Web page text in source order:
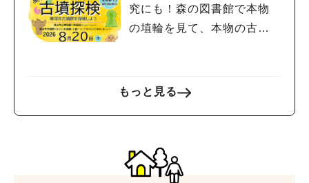
究にも！森の図書館で本物
の埴輪を見て、本物の古墳
もっと見る